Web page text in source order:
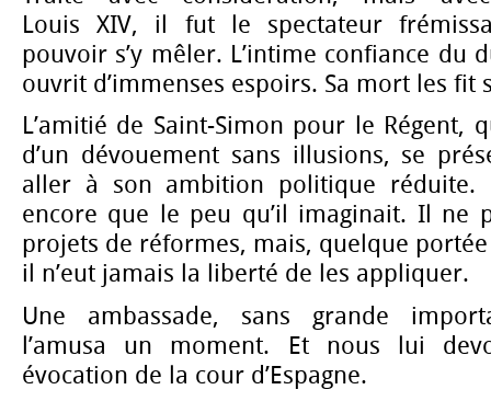
Louis XIV, il fut le spectateur
pouvoir s’y mêler. L’intime confiance du
ouvrit d’immenses espoirs. Sa mort les fit
L’amitié de Saint-Simon pour le Régent,
d’un dévouement sans illusions, se
aller à son ambition politique
encore que le peu qu’il imaginait. Il ne
projets de réformes, mais, quelque portée
il n’eut jamais la liberté de les appliquer.
Une ambassade, sans grande
l’amusa un moment. Et nous lui
évocation de la cour d’Espagne.